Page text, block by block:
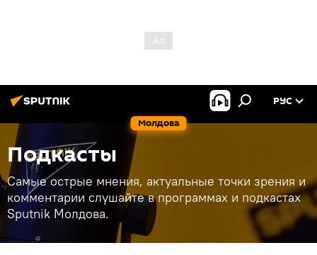
Молдова
РУС
Подкасты
Самые острые мнения, актуальные точки зрения и
комментарии слушайте в программах и подкастах
Sputnik Молдова.